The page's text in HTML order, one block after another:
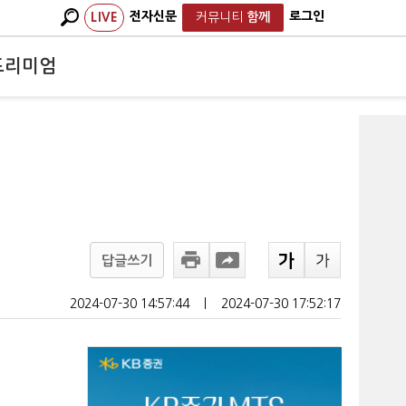
LIVE 전자신문 커뮤니티 함께 로그인
리미엄
답글쓰기
2024-07-30 14:57:44 2024-07-30 17:52:17